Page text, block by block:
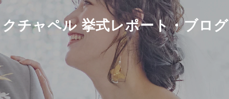
チャペル 挙式レポート・ブログ